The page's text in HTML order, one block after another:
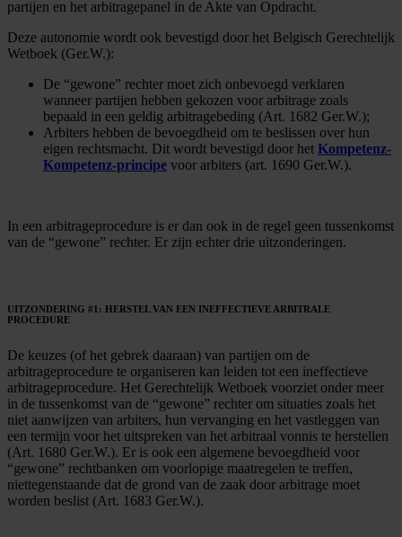
partijen en het arbitragepanel in de Akte van Opdracht.
Deze autonomie wordt ook bevestigd door het Belgisch Gerechtelijk
Wetboek (Ger.W.):
De “gewone” rechter moet zich onbevoegd verklaren
wanneer partijen hebben gekozen voor arbitrage zoals
bepaald in een geldig arbitragebeding (Art. 1682 Ger.W.);
Arbiters hebben de bevoegdheid om te beslissen over hun
eigen rechtsmacht. Dit wordt bevestigd door het Kompetenz-
Kompetenz-principe voor arbiters (art. 1690 Ger.W.).
In een arbitrageprocedure is er dan ook in de regel geen tussenkomst
van de “gewone” rechter. Er zijn echter drie uitzonderingen.
UITZONDERING #1: HERSTEL VAN EEN INEFFECTIEVE ARBITRALE
PROCEDURE
De keuzes (of het gebrek daaraan) van partijen om de
arbitrageprocedure te organiseren kan leiden tot een ineffectieve
arbitrageprocedure. Het Gerechtelijk Wetboek voorziet onder meer
in de tussenkomst van de “gewone” rechter om situaties zoals het
niet aanwijzen van arbiters, hun vervanging en het vastleggen van
een termijn voor het uitspreken van het arbitraal vonnis te herstellen
(Art. 1680 Ger.W.). Er is ook een algemene bevoegdheid voor
“gewone” rechtbanken om voorlopige maatregelen te treffen,
niettegenstaande dat de grond van de zaak door arbitrage moet
worden beslist (Art. 1683 Ger.W.).